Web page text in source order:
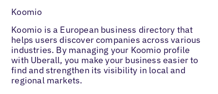
Koomio
Koomio is a European business directory that
helps users discover companies across various
industries. By managing your Koomio profile
with Uberall, you make your business easier to
find and strengthen its visibility in local and
regional markets.